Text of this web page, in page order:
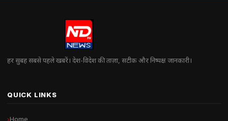
हर सुबह सबसे पहले खबरें। देश-विदेश की ताज़ा, सटीक और निष्पक्ष जानकारी।
QUICK LINKS